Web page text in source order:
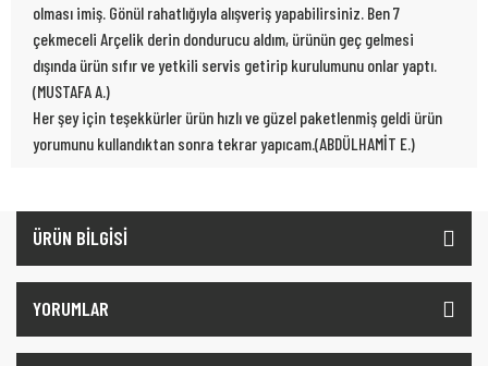
olması imiş. Gönül rahatlığıyla alışveriş yapabilirsiniz. Ben 7
çekmeceli Arçelik derin dondurucu aldım, ürünün geç gelmesi
dışında ürün sıfır ve yetkili servis getirip kurulumunu onlar yaptı.
(MUSTAFA A.)
Her şey için teşekkürler ürün hızlı ve güzel paketlenmiş geldi ürün
yorumunu kullandıktan sonra tekrar yapıcam.(ABDÜLHAMİT E.)
ÜRÜN BİLGİSİ
YORUMLAR